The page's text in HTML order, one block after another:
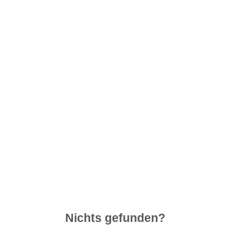
Nichts gefunden?